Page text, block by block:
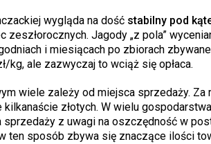
wygląda na dość stabilny pod
zeszłorocznych. Jagody „z pola”
i miesiącach po zbiorach
kg, ale zazwyczaj to wciąż się opłaca.
wiele zależy od miejsca sprzedaży.
złotych. W wielu
z uwagi na oszczędność w
ten sposób zbywa się znaczące ilości